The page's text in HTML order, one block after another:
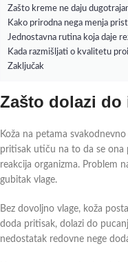
Zašto kreme ne daju
Kako prirodna nega menja
Jednostavna rutina koja daje
Kada razmišljati o kvalitetu
Zaključak
Zašto dolazi
Koža na petama
pritisak utiču na to da se ona
reakcija organizma. Problem
gubitak vlage.
Bez dovoljno vlage, koža
doda pritisak, dolazi do
nedostatak redovne nege